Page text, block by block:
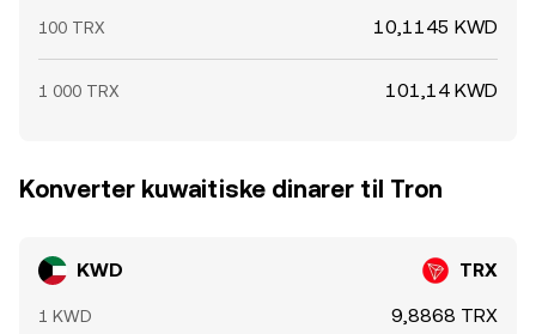
100 TRX 10,1145 KWD
1 000 TRX 101,14 KWD
Konverter kuwaitiske dinarer til Tron
KWD TRX
1 KWD 9,8868 TRX